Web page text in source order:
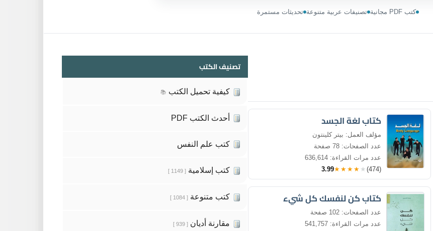
كتب PDF مجانية تصنيفات عربية متنوعة تحديثات مستمرة
كتاب لغة الجسد
مؤلف العمل: بيتر كلينتون
عدد الصفحات: 78 صفحة
عدد مرات القراءة: 636,614
3.99★★★★★ (474)
كتاب كن لنفسك كل شيء
عدد الصفحات: 102 صفحة
عدد مرات القراءة: 541,757
تصنيف الكتب
كيفية تحميل الكتب 📚
أحدث الكتب PDF
كتب علم النفس
كتب إسلامية [ 1149 ]
كتب متنوعة [ 1084 ]
مقارنة أديان [ 939 ]